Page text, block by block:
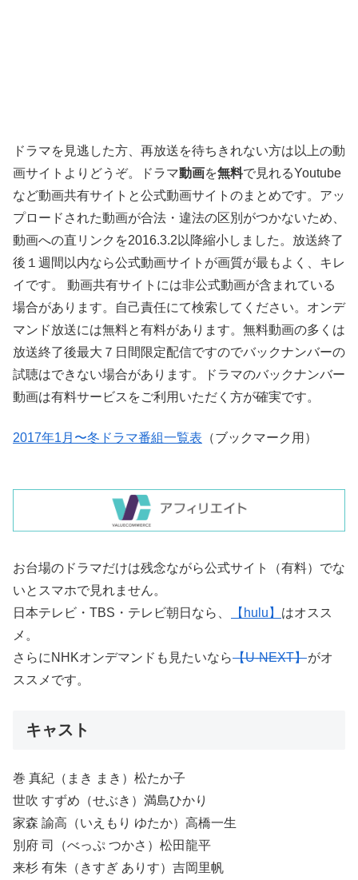
ドラマを見逃した方、再放送を待ちきれない方は以上の動
画サイトよりどうぞ。ドラマ動画を無料で見れるYoutube
など動画共有サイトと公式動画サイトのまとめです。アッ
プロードされた動画が合法・違法の区別がつかないため、
動画への直リンクを2016.3.2以降縮小しました。放送終了
後１週間以内なら公式動画サイトが画質が最もよく、キレ
イです。 動画共有サイトには非公式動画が含まれている
場合があります。自己責任にて検索してください。オンデ
マンド放送には無料と有料があります。無料動画の多くは
放送終了後最大７日間限定配信ですのでバックナンバーの
試聴はできない場合があります。ドラマのバックナンバー
動画は有料サービスをご利用いただく方が確実です。
2017年1月〜冬ドラマ番組一覧表 （ブックマーク用）
お台場のドラマだけは残念ながら公式サイト（有料）でな
いとスマホで見れません。
日本テレビ・TBS・テレビ朝日なら、
【hulu】 はオスス
メ。
さらにNHKオンデマンドも見たいなら【U-NEXT】がオ
ススメです。
キャスト
巻 真紀（まき まき）松たか子
世吹 すずめ（せぶき）満島ひかり
家森 諭高（いえもり ゆたか）高橋一生
別府 司（べっぷ つかさ）松田龍平
来杉 有朱（きすぎ ありす）吉岡里帆